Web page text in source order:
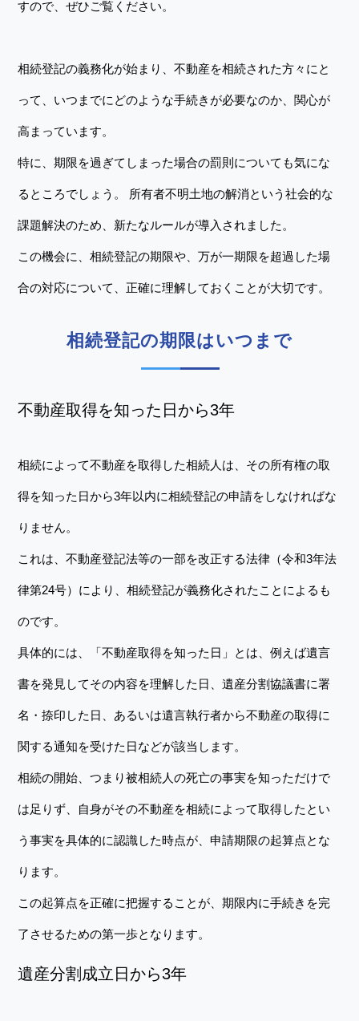
すので、ぜひご覧ください。
相続登記の義務化が始まり、不動産を相続された方々にと
って、いつまでにどのような手続きが必要なのか、関心が
高まっています。
特に、期限を過ぎてしまった場合の罰則についても気にな
るところでしょう。 所有者不明土地の解消という社会的な
課題解決のため、新たなルールが導入されました。
この機会に、相続登記の期限や、万が一期限を超過した場
合の対応について、正確に理解しておくことが大切です。
相続登記の期限はいつまで
不動産取得を知った日から3年
相続によって不動産を取得した相続人は、その所有権の取
得を知った日から3年以内に相続登記の申請をしなければな
りません。
これは、不動産登記法等の一部を改正する法律（令和3年法
律第24号）により、相続登記が義務化されたことによるも
のです。
具体的には、「不動産取得を知った日」とは、例えば遺言
書を発見してその内容を理解した日、遺産分割協議書に署
名・捺印した日、あるいは遺言執行者から不動産の取得に
関する通知を受けた日などが該当します。
相続の開始、つまり被相続人の死亡の事実を知っただけで
は足りず、自身がその不動産を相続によって取得したとい
う事実を具体的に認識した時点が、申請期限の起算点とな
ります。
この起算点を正確に把握することが、期限内に手続きを完
了させるための第一歩となります。
遺産分割成立日から3年